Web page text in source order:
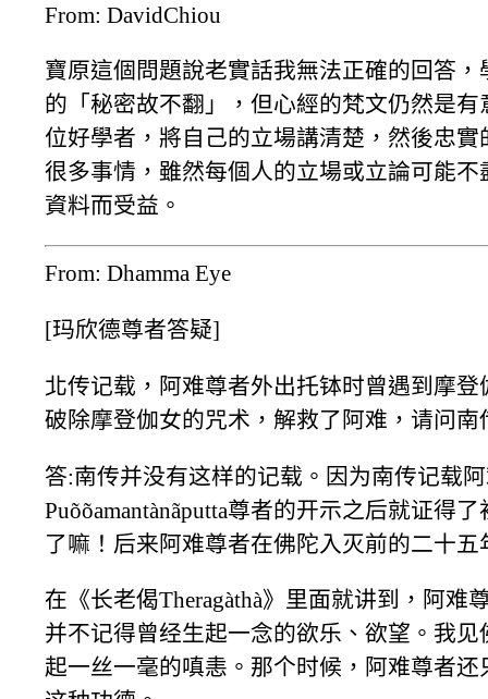
From: DavidChiou
寶原這個問題說老實話我無法正確的回答
的「秘密故不翻」，但心經的梵文仍然是
位好學者，將自己的立場講清楚，然後忠
很多事情，雖然每個人的立場或立論可能
資料而受益。
From: Dhamma Eye
[玛欣德尊者答疑]
北传记载，阿难尊者外出托钵时曾遇到摩
破除摩登伽女的咒术，解救了阿难，请问
答:南传并没有这样的记载。因为南传记载
Puõõamantànãputta尊者的开示之后就证得
了嘛！后来阿难尊者在佛陀入灭前的二十
在《长老偈Theragàthà》里面就讲到，阿
并不记得曾经生起一念的欲乐、欲望。我
起一丝一毫的嗔恚。那个时候，阿难尊者